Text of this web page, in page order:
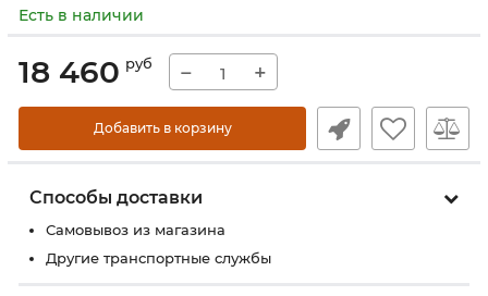
Есть в наличии
18 460 руб − +
Добавить в корзину
Способы доставки
Самовывоз из магазина
Другие транспортные службы